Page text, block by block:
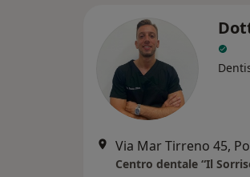
Centro dentale “Il